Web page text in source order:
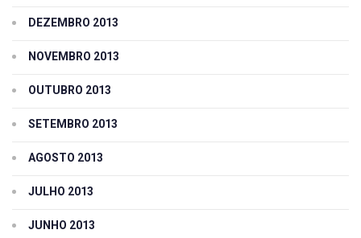
DEZEMBRO 2013
NOVEMBRO 2013
OUTUBRO 2013
SETEMBRO 2013
AGOSTO 2013
JULHO 2013
JUNHO 2013